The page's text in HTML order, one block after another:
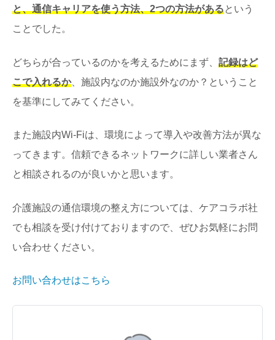
と、通信キャリアを使う方法、2つの方法があるという
ことでした。
どちらが合っているのかを考えるためにまず、 記録はど
こで入れるか、施設内なのか施設外なのか？ということ
を基準にしてみてください。
また施設内Wi-Fiは、環境によって導入や改善方法が異な
ってきます。信頼できるネットワークに詳しい業者さん
と相談されるのが良いかと思います。
介護施設の通信環境の整え方については、ケアコラボ社
でも相談を受け付けておりますので、ぜひお気軽にお問
い合わせください。
お問い合わせはこちら